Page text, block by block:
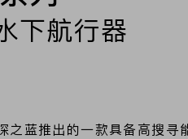
下航行器
之蓝推出的一款具备高搜寻